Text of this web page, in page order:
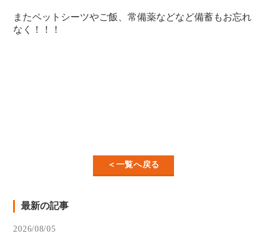
またペットシーツやご飯、常備薬などなど備蓄もお忘れ
なく！！！
＜一覧へ戻る
最新の記事
2026/08/05